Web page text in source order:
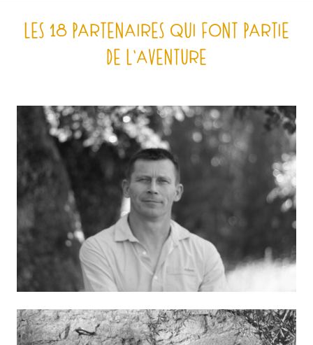
LES 18 PARTENAIRES QUI FONT PARTIE
DE L’AVENTURE